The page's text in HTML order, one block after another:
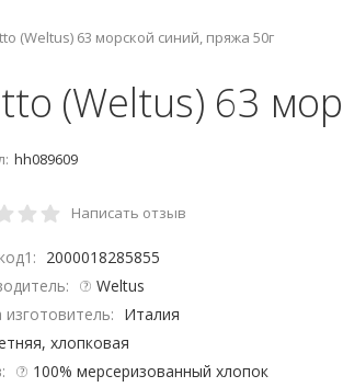
(Weltus) 63 морской синий, пряжа 50г
(Weltus) 63
hh089609
Написать отзыв
2000018285855
Weltus
изготовитель: Италия
хлопковая
100% мерсеризованный хлопок